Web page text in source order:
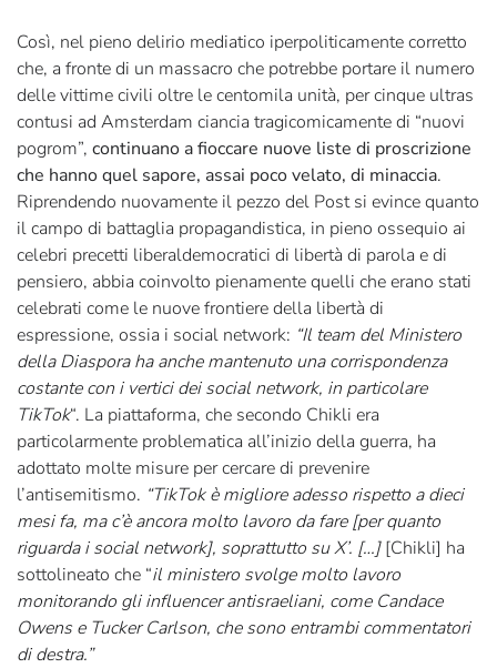
Così, nel pieno delirio mediatico iperpoliticamente corretto
che, a fronte di un massacro che potrebbe portare il numero
delle vittime civili oltre le centomila unità, per cinque ultras
contusi ad Amsterdam ciancia tragicomicamente di “nuovi
pogrom”, continuano a fioccare nuove liste di proscrizione
che hanno quel sapore, assai poco velato, di minaccia.
Riprendendo nuovamente il pezzo del Post si evince quanto
il campo di battaglia propagandistica, in pieno ossequio ai
celebri precetti liberaldemocratici di libertà di parola e di
pensiero, abbia coinvolto pienamente quelli che erano stati
celebrati come le nuove frontiere della libertà di
espressione, ossia i social network: “Il team del Ministero
della Diaspora ha anche mantenuto una corrispondenza
costante con i vertici dei social network, in particolare
TikTok“. La piattaforma, che secondo Chikli era
particolarmente problematica all’inizio della guerra, ha
adottato molte misure per cercare di prevenire
l’antisemitismo. “TikTok è migliore adesso rispetto a dieci
mesi fa, ma c’è ancora molto lavoro da fare [per quanto
riguarda i social network], soprattutto su X’. […][Chikli] ha
sottolineato che “il ministero svolge molto lavoro
monitorando gli influencer antisraeliani, come Candace
Owens e Tucker Carlson, che sono entrambi commentatori
di destra.”